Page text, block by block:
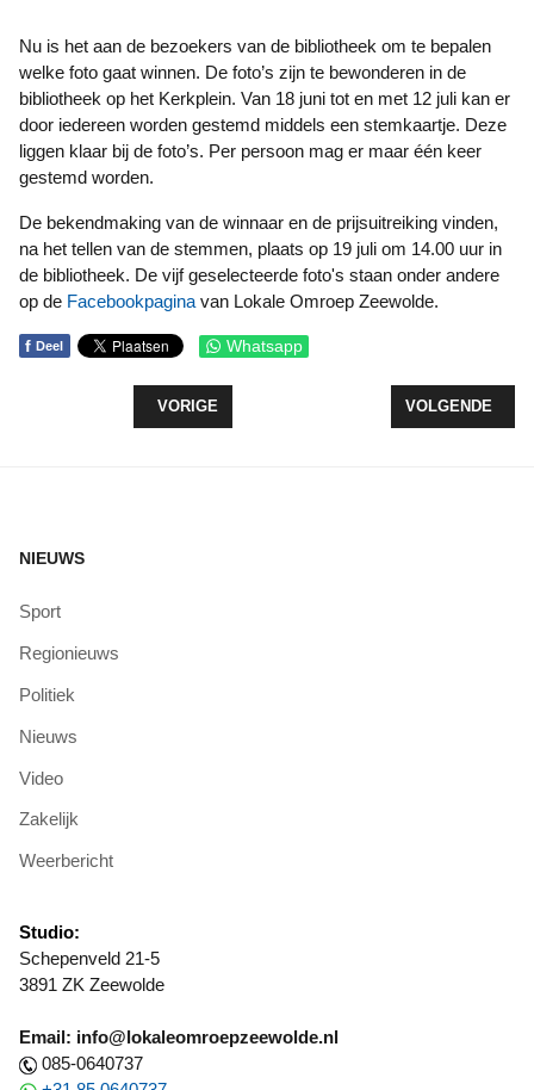
Nu is het aan de bezoekers van de bibliotheek om te bepalen
welke foto gaat winnen. De foto’s zijn te bewonderen in de
bibliotheek op het Kerkplein. Van 18 juni tot en met 12 juli kan er
door iedereen worden gestemd middels een stemkaartje. Deze
liggen klaar bij de foto’s. Per persoon mag er maar één keer
gestemd worden.
De bekendmaking van de winnaar en de prijsuitreiking vinden,
na het tellen van de stemmen, plaats op 19 juli om 14.00 uur in
de bibliotheek. De vijf geselecteerde foto's staan onder andere
op de Facebookpagina van Lokale Omroep Zeewolde.
f Deel Whatsapp
VORIG ARTIKEL: D66 WIL FEITEN OP TAFEL IN
VORIGE VOLGENDE
VOLGENDE
NIEUWS
Sport
Regionieuws
Politiek
Nieuws
Video
Zakelijk
Weerbericht
Studio:
Schepenveld 21-5
3891 ZK Zeewolde
Email: info@lokaleomroepzeewolde.nl
085-0640737